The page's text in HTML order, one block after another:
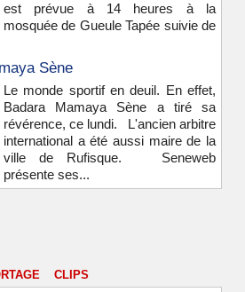
est prévue à 14 heures à la
mosquée de Gueule Tapée suivie de
Sène
Le monde sportif en deuil. En effet,
Badara Mamaya Sène a tiré sa
révérence, ce lundi. L'ancien arbitre
international a été aussi maire de la
ville de Rufisque. Seneweb
présente ses...
CLIPS